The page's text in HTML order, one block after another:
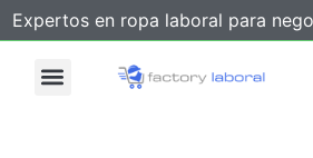
Expertos en ropa laboral para